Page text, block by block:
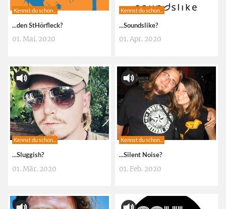
Kennst du schon...
...den StHörfleck?
01. Mai. 2020
Kennst du schon...
...Soundslike?
01. Apr. 2020
Kennst du schon...
...Sluggish?
01. Mär. 2020
Kennst du schon...
...Silent Noise?
01. Feb. 2020